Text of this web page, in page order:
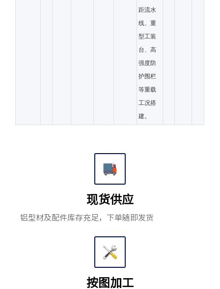
距流水
线、重
型工装
台、高
强度防
护围栏
等重载
工况搭
建。
现货供应
铝型材及配件库存充足，下单随即发货
按图加工